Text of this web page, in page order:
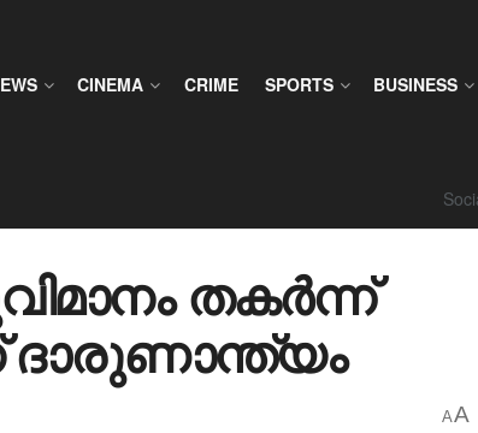
CINEMA CRIME SPORTS BUSINESS
തകർന്ന്
ദാരുണാന്ത്യം
AA